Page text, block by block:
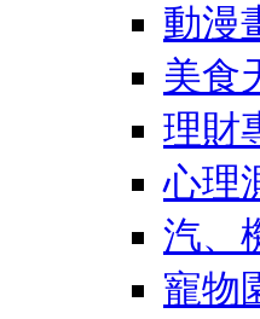
動漫
美食
理財
心理
汽、
寵物